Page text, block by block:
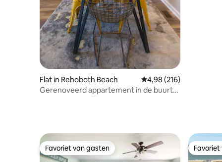
Flat in Rehoboth Beach Gemiddelde
4,98 (216)
Gerenoveerd appartement in de buurt
Favoriet van gasten
Favoriet van gasten